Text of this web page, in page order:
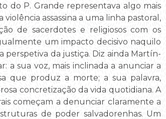
do P. Grande representava algo mais
assassina a uma linha pastoral,
de sacerdotes e religiosos com os
um impacto decisivo naquilo
perspetiva da justiça. Diz ainda Martín-
a sua voz, mais inclinada a anunciar a
que produz a morte; a sua palavra,
concretização da vida quotidiana. A
começam a denunciar claramente a
de poder salvadorenhas. Um